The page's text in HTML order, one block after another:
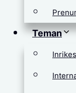
Teman
Inrikes